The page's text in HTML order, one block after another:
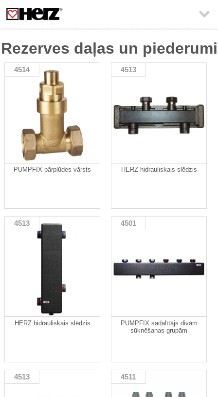

Rezerves daļas un piederumi
4514
PUMPFIX pārplūdes vārsts
4513
HERZ hidrauliskais slēdzis
4513
HERZ hidrauliskais slēdzis
4501
PUMPFIX sadalītājs divām
sūknēšanas grupām
4513 4511